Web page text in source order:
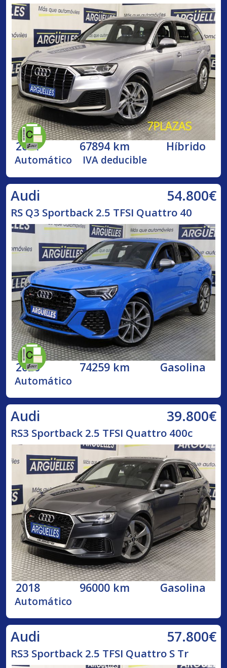
2021 67894 km Híbrido
Automático IVA deducible
Audi 54.800€
RS Q3 Sportback 2.5 TFSI Quattro 40
2020 74259 km Gasolina
Automático
Audi 39.800€
RS3 Sportback 2.5 TFSI Quattro 400c
2018 96000 km Gasolina
Automático
Audi 57.800€
RS3 Sportback 2.5 TFSI Quattro S Tr